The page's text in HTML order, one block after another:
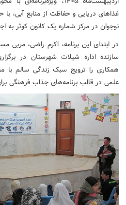
نوجوان در مرکز شماره یک کانون کوثر به
در ابتدای این برنامه، اکرم راضی، مربی
سازنده اداره شیلات شهرستان در
همکاری را ترویج سبک زندگی سالم با
علمی در قالب برنامه‌های جذاب فرهنگی